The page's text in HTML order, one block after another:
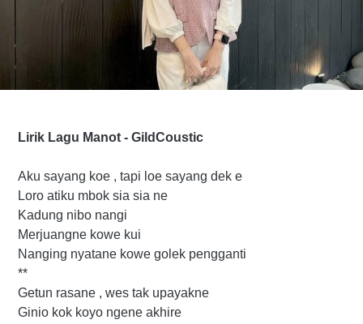
Lirik Lagu Manot - GildCoustic
Aku sayang koe , tapi loe sayang dek e
Loro atiku mbok sia sia ne
Kadung nibo nangi
Merjuangne kowe kui
Nanging nyatane kowe golek pengganti
**
Getun rasane , wes tak upayakne
Ginio kok koyo ngene akhire